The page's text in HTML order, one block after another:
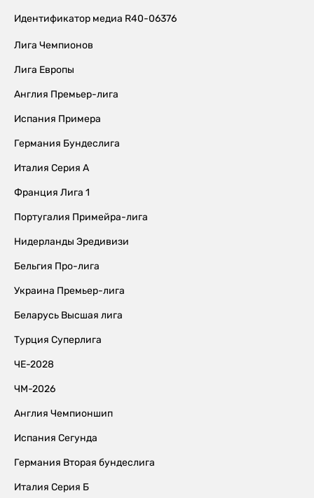
Идентификатор медиа R40-06376
Лига Чемпионов
Лига Европы
Англия Премьер-лига
Испания Примера
Германия Бундеслига
Италия Серия А
Франция Лига 1
Португалия Примейра-лига
Нидерланды Эредивизи
Бельгия Про-лига
Украина Премьер-лига
Беларусь Высшая лига
Турция Суперлига
ЧЕ-2028
ЧМ-2026
Англия Чемпионшип
Испания Сегунда
Германия Вторая бундеслига
Италия Серия Б